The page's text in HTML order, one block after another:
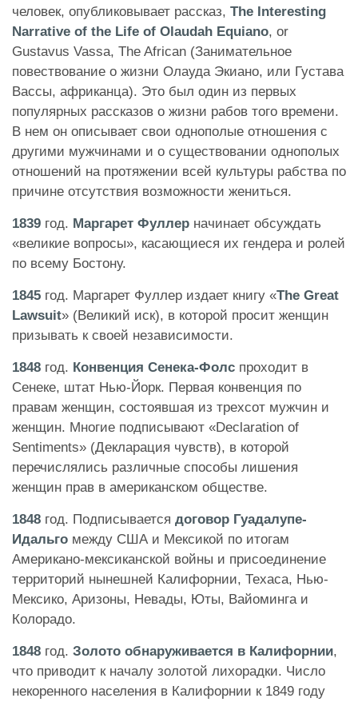
человек, опубликовывает рассказ, The Interesting
Narrative of the Life of Olaudah Equiano, or
Gustavus Vassa, The African (Занимательное
повествование о жизни Олауда Экиано, или Густава
Вассы, африканца). Это был один из первых
популярных рассказов о жизни рабов того времени.
В нем он описывает свои однополые отношения с
другими мужчинами и о существовании однополых
отношений на протяжении всей культуры рабства по
причине отсутствия возможности жениться.
1839 год. Маргарет Фуллер начинает обсуждать
«великие вопросы», касающиеся их гендера и ролей
по всему Бостону.
1845 год. Маргарет Фуллер издает книгу «The Great
Lawsuit» (Великий иск), в которой просит женщин
призывать к своей независимости.
1848 год. Конвенция Сенека-Фолс проходит в
Сенеке, штат Нью-Йорк. Первая конвенция по
правам женщин, состоявшая из трехсот мужчин и
женщин. Многие подписывают «Declaration of
Sentiments» (Декларация чувств), в которой
перечислялись различные способы лишения
женщин прав в американском обществе.
1848 год. Подписывается договор Гуадалупе-
Идальго между США и Мексикой по итогам
Американо-мексиканской войны и присоединение
территорий нынешней Калифорнии, Техаса, Нью-
Мексико, Аризоны, Невады, Юты, Вайоминга и
Колорадо.
1848 год. Золото обнаруживается в Калифорнии,
что приводит к началу золотой лихорадки. Число
некоренного населения в Калифорнии к 1849 году